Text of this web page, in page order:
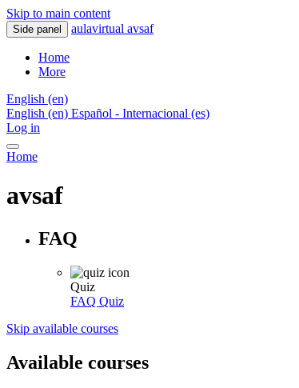
Skip to main content
Side panel aulavirtual avsaf
Home
More
English ‎(en)‎
English ‎(en)‎ Español - Internacional ‎(es)‎
Log in
Home
avsaf
FAQ
Quiz
FAQ Quiz
Skip available courses
Available courses